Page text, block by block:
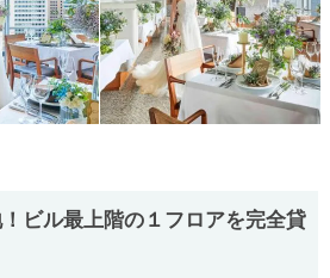
ビル最上階の１フロアを完全貸